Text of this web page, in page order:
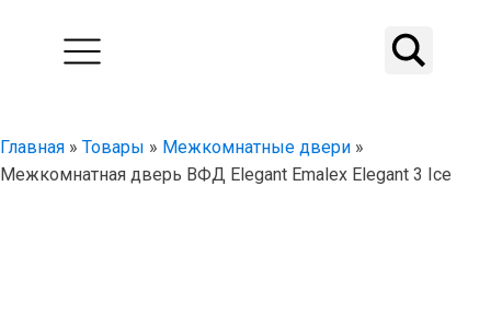
Главная » Товары » Межкомнатные двери »
Межкомнатная дверь ВФД Elegant Emalex Elegant 3 Ice